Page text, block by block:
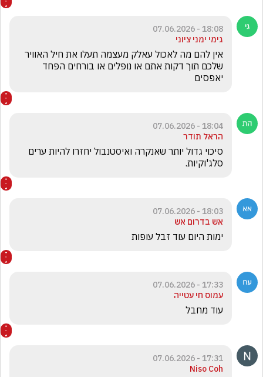
18:08 - 07.06.2026
גימי ימני ציוני
יאפסים
18:04 - 07.06.2026
הראל תודר
סלג'וקיות.
18:03 - 07.06.2026
אש בדרום אש
ימות היום עוד זבל עופות
17:33 - 07.06.2026
עמוס חי עטייה
עוד מחבל
17:31 - 07.06.2026
Niso Coh